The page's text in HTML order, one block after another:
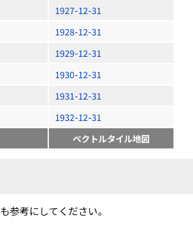
1927-12-31
1928-12-31
1929-12-31
1930-12-31
1931-12-31
1932-12-31
ベクトルタイル地図
も参考にしてください。